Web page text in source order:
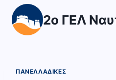
content
2ο ΓΕΛ
ΠΑΝΕΛΛΑΔΙΚΈΣ